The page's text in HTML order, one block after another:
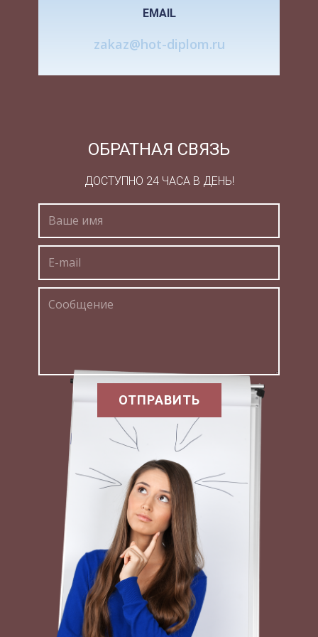
непосредственного отражения
детей с пораженной нервной системой эти
оказывает огромное влияние на весь
Замедленность восприятия сочетается со
значительным сужением объема
воспринимаемого материала.
Узость восприятия мешает умственно
отсталому ребенку быстро улавливать смысл
Ощущения и восприятия этих детей
характеризуются недифференцированностью. В
этой связи они часто принимают один
воспринимаемый предмет за другой.
Наиболее выраженная особенность восприятии
умственно отсталых — инактивность этого
процесса. В результате они не обнаруживают
стремления разобраться во всех свойствах
предъявляемого им для восприятия предмета.
Остановимся на некоторых особенностях
мышления умственно отсталых детей.
Слабость обобщений или конкретность
EMAIL
zakaz@hot-diplom.ru
ДОСТУПНО 24 ЧАСА В ДЕНЬ!
ОТПРАВИТЬ
ОБРАТНАЯ СВЯЗЬ